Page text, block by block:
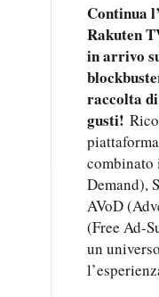
Continua
Rakuten
in arrivo
raccolta
gusti!
Demand),
AVoD
(Free Ad-
un